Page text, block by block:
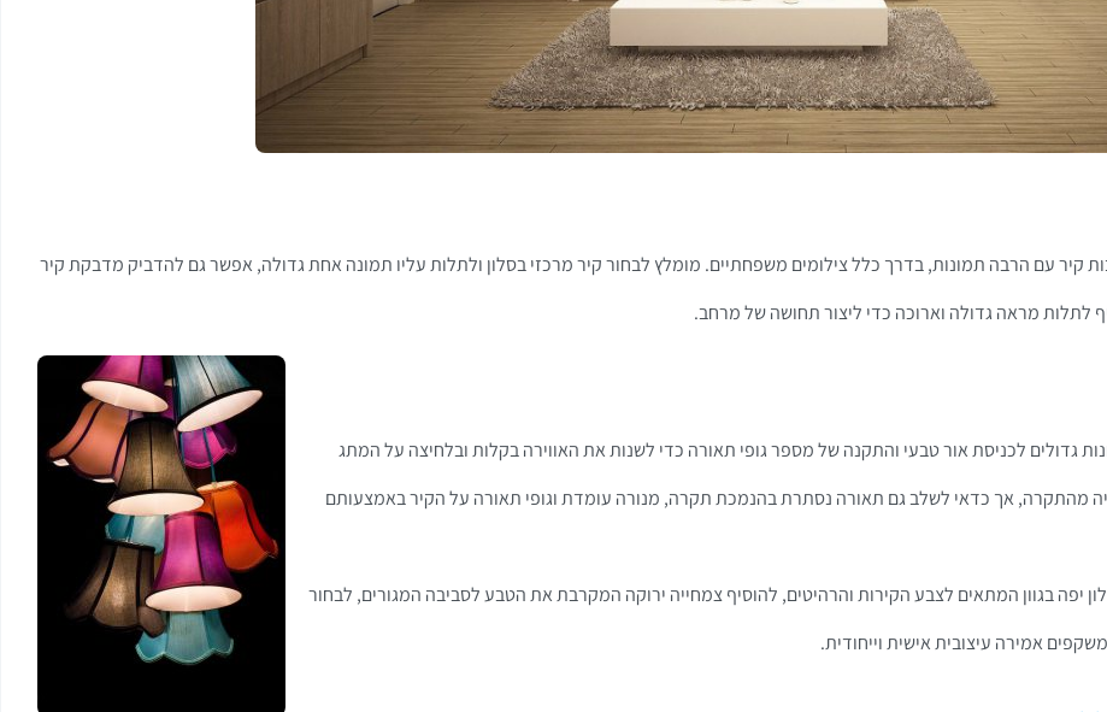
קיר עם הרבה תמונות, בדרך כלל צילומים משפחתיים. מומלץ לבחור קיר מרכזי בסלון ולתלות עליו תמונה אחת גדולה, אפשר גם להדביק מדבקת קיר
לתלות מראה גדולה וארוכה כדי ליצור תחושה של מרחב.
גדולים לכניסת אור טבעי והתקנה של מספר גופי תאורה כדי לשנות את האווירה בקלות ובלחיצה על המתג
מהתקרה, אך כדאי לשלב גם תאורה נסתרת בהנמכת תקרה, מנורה עומדת וגופי תאורה על הקיר באמצעותם
יפה בגוון המתאים לצבע הקירות והרהיטים, להוסיף צמחייה ירוקה המקרבת את הטבע לסביבה המגורים, לבחור
אמירה עיצובית אישית וייחודית.